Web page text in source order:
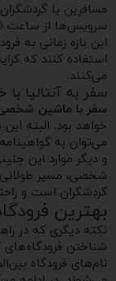
مسافرین یا
این بازه زمانی به
استفاده کنند که
می‌کنند.
سفر به آنتالیا
سفر با ماشین شخصی
خواهد بود. البته
می‌توان به
و دیگر موارد این
شخصی، مسیر
گردشگران است و
بهترین
نکته دیگری که در
شناختن فرودگاه‌های
نام‌های فرودگاه